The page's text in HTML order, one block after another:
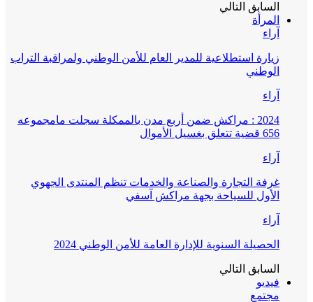
السابق التالي
المرأة
آراء
زيارة استطلاعية للمدير العام للأمن الوطني ولمراقبة التراب
الوطني
آراء
2024 : مراكش ضمن أربع مدن بالممكلة سجلت مامجموعه
656 قضية تتعلق بغسيل الأموال
آراء
غرفة التجارة والصناعة والخدمات تنظم المنتدى الجهوي
الأول للسياحة بجهة مراكش آسفي
آراء
الحصيلة السنوية للإدارة العامة للأمن الوطني 2024
السابق التالي
فيديو
مجتمع